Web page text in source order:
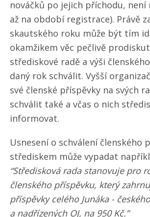
nováčků po jejich příchodu, není
až na období registrace). Právě
skautského roku může být tím
okamžikem věc pečlivě
střediskové radě a výši
daný rok schválit. Vyšší
své členské příspěvky na svých
schválit také a včas o nich
informovat.
Usnesení o schválení členského
střediskem může vypadat
“Středisková rada stanovuje pro
členského příspěvku, který
příspěvky celého Junáka -
a nadřízených OJ, na 950 Kč.”